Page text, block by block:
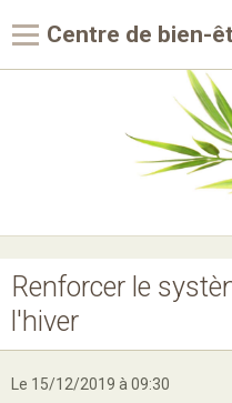
Galerie vidéos
Renforcer le
l'hiver
Le 15/12/2019 à 09:30